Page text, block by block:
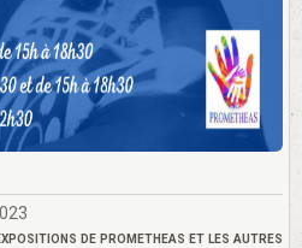
de prometheas et les autres